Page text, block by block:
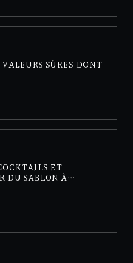
SÛRES DONT
ET
DU SABLON À